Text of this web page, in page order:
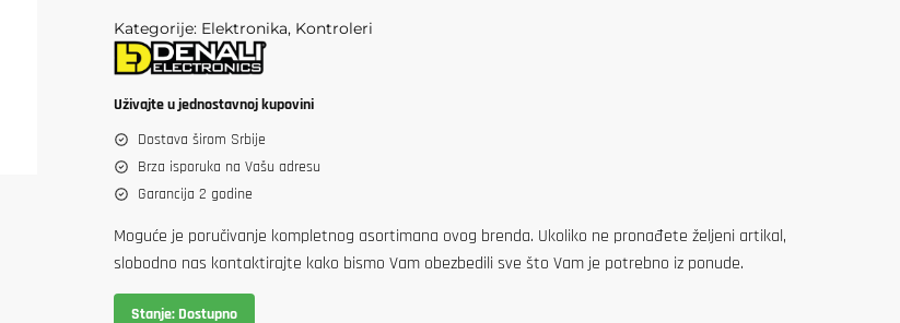
HONDA
AFRIKA
CRF1100L
'20-
količina
Kategorije: Elektronika, Kontroleri
Uživajte u jednostavnoj kupovini
Dostava širom Srbije
Brza isporuka na Vašu adresu
Garancija 2 godine
Moguće je poručivanje kompletnog asortimana ovog brenda. Ukoliko ne pronađete željeni artikal,
slobodno nas kontaktirajte kako bismo Vam obezbedili sve što Vam je potrebno iz ponude.
Stanje: Dostupno